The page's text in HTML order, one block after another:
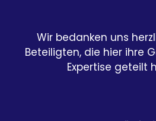
Wir bedanken uns
Beteiligten, die hier ihre
Expertise geteilt